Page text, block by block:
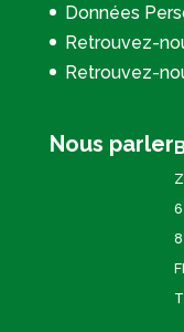
Données
Retrouvez-
Retrouvez-
Nous parler